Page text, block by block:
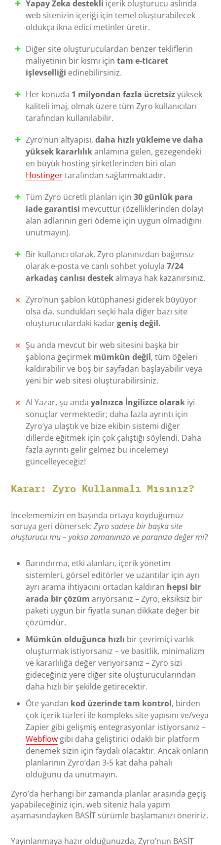
Yapay Zeka destekli içerik oluşturucu aslında
web sitenizin içeriği için temel oluşturabilecek
oldukça ikna edici metinler üretir.
Diğer site oluşturuculardan benzer tekliflerin
maliyetinin bir kısmı içintam e-ticaret
işlevselliği edinebilirsiniz.
Her konuda 1 milyondan fazla ücretsizyüksek
kaliteli imaj, olmak üzere tüm Zyro kullanıcıları
tarafından kullanılabilir.
Zyro’nun altyapısı,daha hızlı yükleme ve daha
yüksek kararlılıkanlamına gelen, gezegendeki
en büyük hosting şirketlerinden biri olan
Hostingertarafından sağlanmaktadır.
Tüm Zyro ücretli planları için30 günlük para
iade garantisi mevcuttur (özelliklerinden dolayı
alan adlarının geri ödeme için uygun olmadığını
unutmayın).
Bir kullanıcı olarak, Zyro planınızdan bağımsız
olarak e-posta ve canlı sohbet yoluyla7/24
arkadaş canlısı destekalmaya hak kazanırsınız.
Zyro’nun şablon kütüphanesi giderek büyüyor
olsa da, sundukları seçki hala diğer bazı site
oluşturuculardaki kadargeniş değil.
Şu anda mevcut bir web sitesini başka bir
şablona geçirmek mümkün değil, tüm öğeleri
kaldırabilir ve boş bir sayfadan başlayabilir veya
yeni bir web sitesi oluşturabilirsiniz.
AI Yazar, şu andayalnızca İngilizce olarak iyi
sonuçlar vermektedir; daha fazla ayrıntı için
Zyro’ya ulaştık ve bize ekibin sistemi diğer
dillerde eğitmek için çok çalıştığı söylendi. Daha
fazla ayrıntı gelir gelmez bu incelemeyi
güncelleyeceğiz!
Karar: Zyro Kullanmalı Mısınız?
İncelememizin en başında ortaya koyduğumuz
soruya geri dönersek:Zyro sadece bir başka site
oluşturucu mu – yoksa zamanınıza ve paranıza değer mi?
Barındırma, etki alanları, içerik yönetim
sistemleri, görsel editörler ve uzantılar için ayrı
ayrı arama ihtiyacını ortadan kaldıran hepsi bir
arada bir çözüm arıyorsanız – Zyro, eksiksiz bir
paketi uygun bir fiyatla sunan dikkate değer bir
çözümdür.
Mümkün olduğunca hızlı bir çevrimiçi varlık
oluşturmak istiyorsanız – ve basitlik, minimalizm
ve kararlılığa değer veriyorsanız – Zyro sizi
gideceğiniz yere diğer site oluşturucularından
daha hızlı bir şekilde getirecektir.
Öte yandan kod üzerinde tam kontrol, birden
çok içerik türleri ile kompleks site yapısını ve/veya
Zapier gibi gelişmiş entegrasyonlar istiyorsanız –
Webflow gibi daha geliştirici odaklı bir platform
denemek sizin için faydalı olacaktır. Ancak onların
planlarının Zyro’dan 3-5 kat daha pahalı
olduğunu da unutmayın.
Zyro’da herhangi bir zamanda planlar arasında geçiş
yapabileceğiniz için, web siteniz hala yapım
aşamasındayken BASİT sürümle başlamanızı öneririz.
Yayınlanmaya hazır olduğunuzda, Zyro’nun BASİT